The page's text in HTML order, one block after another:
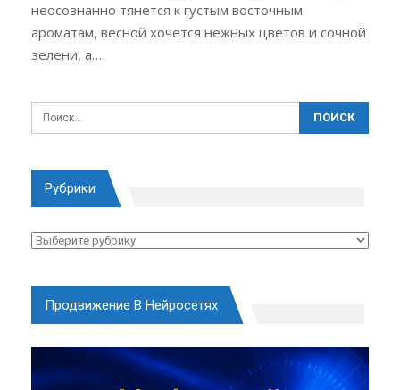
неосознанно тянется к густым восточным
ароматам, весной хочется нежных цветов и сочной
зелени, а…
Рубрики
Рубрики
Продвижение В Нейросетях